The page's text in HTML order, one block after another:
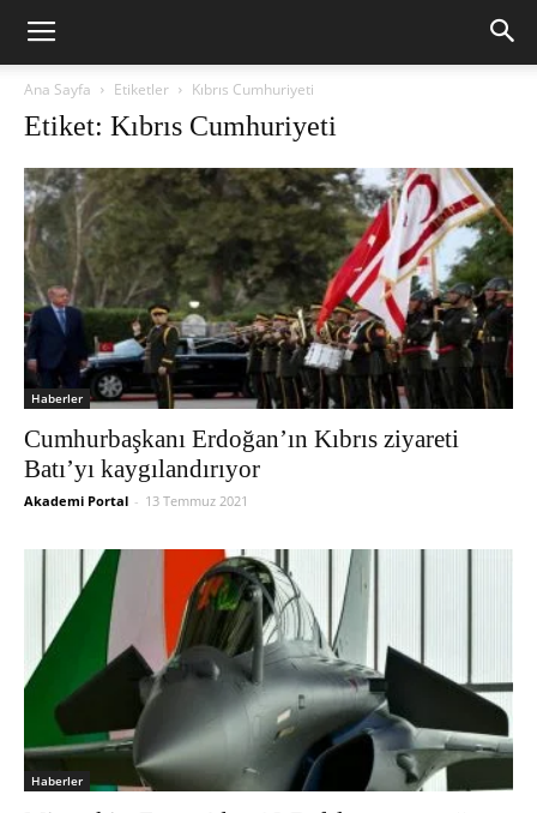
Ana Sayfa Etiketler Kıbrıs Cumhuriyeti
Etiket: Kıbrıs Cumhuriyeti
Haberler
Cumhurbaşkanı Erdoğan’ın Kıbrıs ziyareti
Batı’yı kaygılandırıyor
Akademi Portal - 13 Temmuz 2021
Haberler